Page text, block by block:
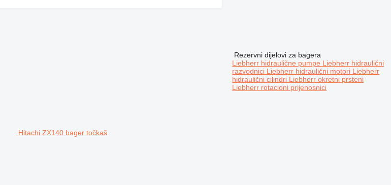
Hitachi ZX140 bager točkaš
Rezervni dijelovi za bagerа
Liebherr hidraulične pumpe Liebherr hidraulični
razvodnici Liebherr hidraulični motori Liebherr
hidraulični cilindri Liebherr okretni prsteni
Liebherr rotacioni prijenosnici